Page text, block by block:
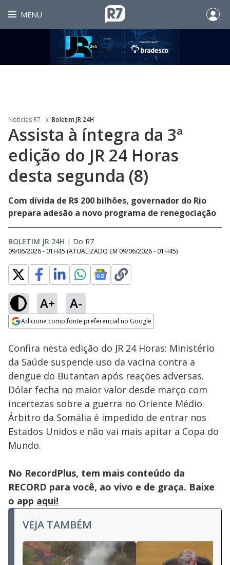
MENU
Noticias R7 Boletim JR 24H
Assista à íntegra da 3ª
edição do JR 24 Horas
desta segunda (8)
Com dívida de R$ 200 bilhões, governador do Rio
prepara adesão a novo programa de renegociação
BOLETIM JR 24H | Do R7
09/06/2026 - 01H45 (ATUALIZADO EM 09/06/2026 - 01H45)
A+ A-
Adicione como fonte preferencial no Google
funcionários e ex-
funcionários da
Voepass por acidente
que matou 62
pessoas
Ativar
Loaded:
8.64%
Confira nesta edição do JR 24 Horas: Ministério
da Saúde suspende uso da vacina contra a
dengue do Butantan após reações adversas.
Dólar fecha no maior valor desde março com
incertezas sobre a guerra no Oriente Médio.
Árbitro da Somália é impedido de entrar nos
Estados Unidos e não vai mais apitar a Copa do
Mundo.
No RecordPlus, tem mais conteúdo da
RECORD para você, ao vivo e de graça. Baixe
o app aqui!
VEJA TAMBÉM